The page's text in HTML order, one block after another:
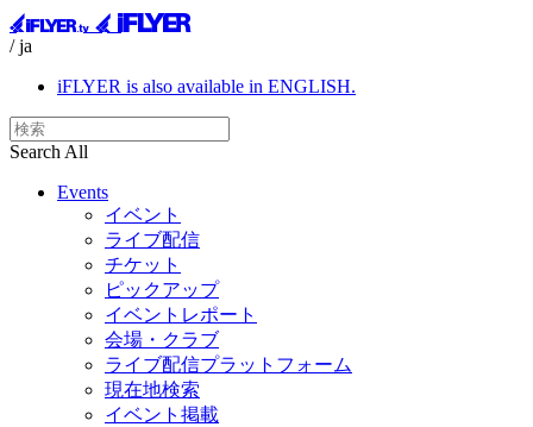
/ ja
iFLYER is also available in ENGLISH.
Search All
Events
イベント
ライブ配信
チケット
ピックアップ
イベントレポート
会場・クラブ
ライブ配信プラットフォーム
現在地検索
イベント掲載